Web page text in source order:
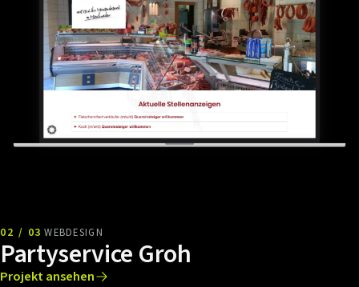
02 / 03 WEBDESIGN
Partyservice Groh
Projekt ansehen